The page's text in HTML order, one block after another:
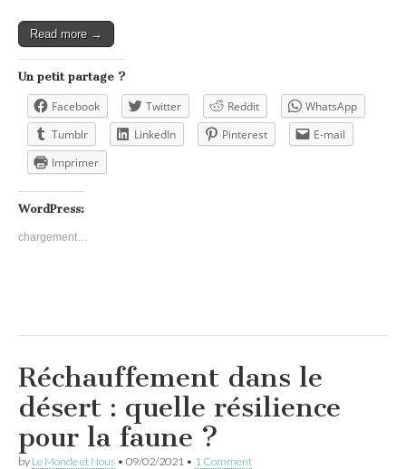
Read more →
Un petit partage ?
Facebook Twitter Reddit
WhatsApp
Tumblr
LinkedIn Pinterest
E-mail
Imprimer
WordPress:
chargement…
Réchauffement dans le
désert : quelle résilience
pour la faune ?
by Le Monde et Nous • 09/02/2021 • 1 Comment